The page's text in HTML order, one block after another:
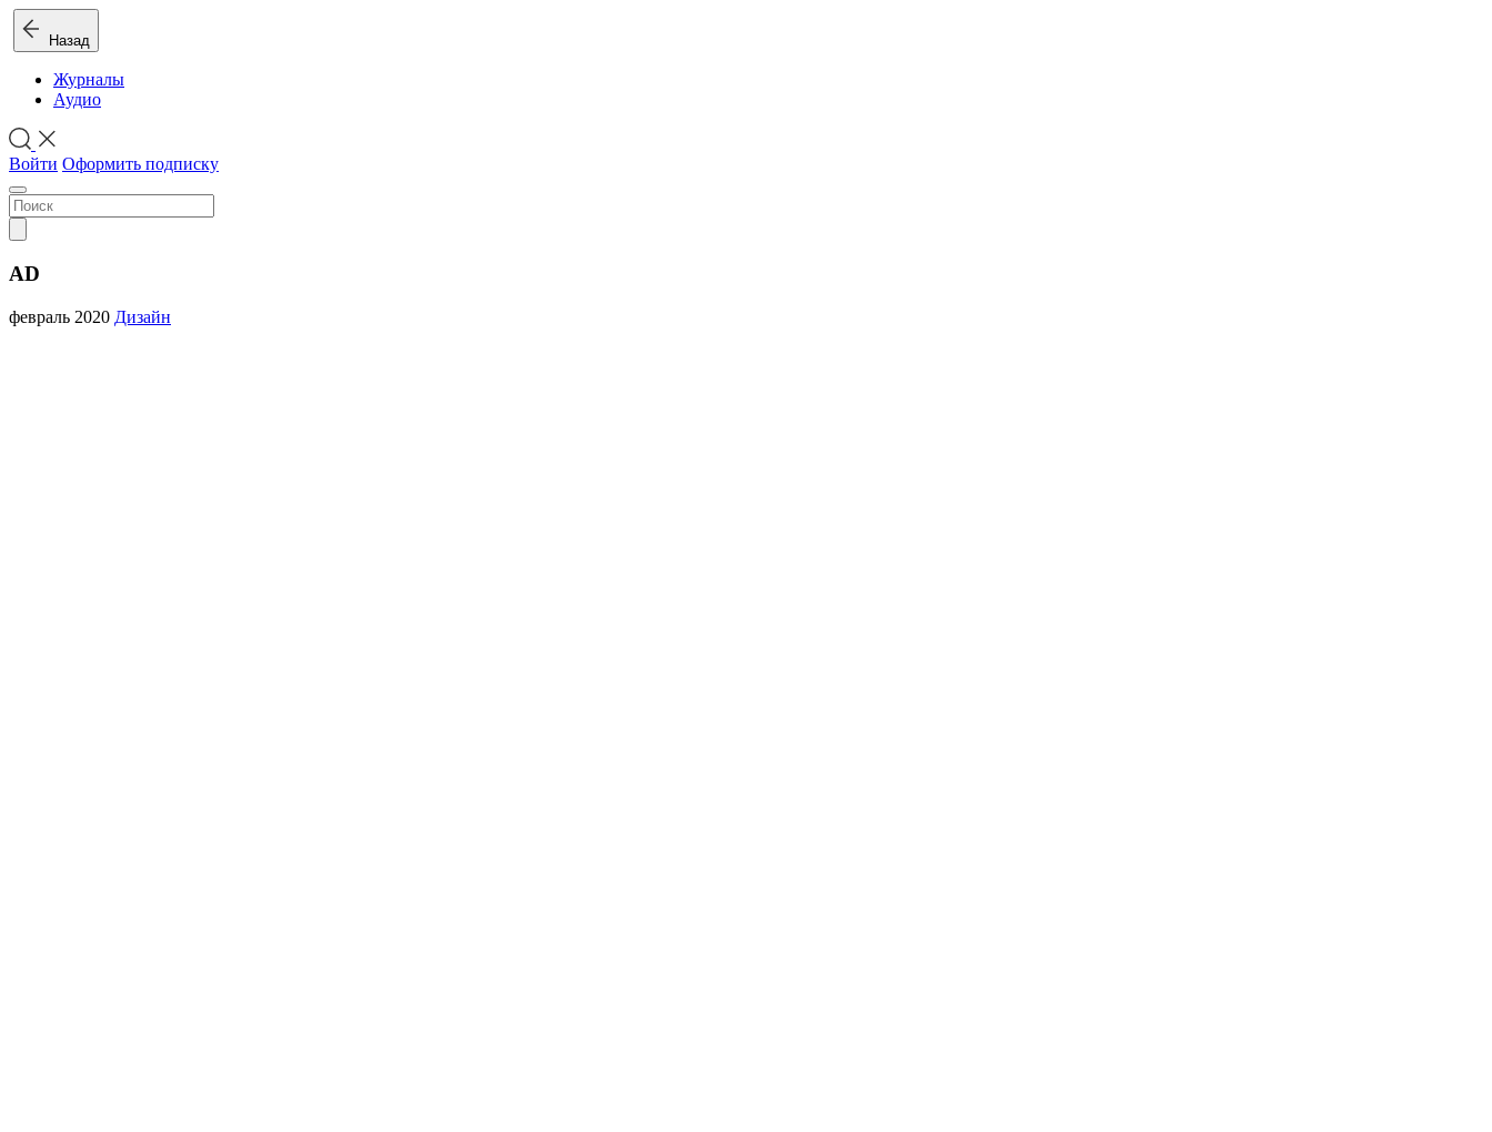
Назад
Журналы
Аудио
Войти Оформить подписку
AD
февраль 2020 Дизайн